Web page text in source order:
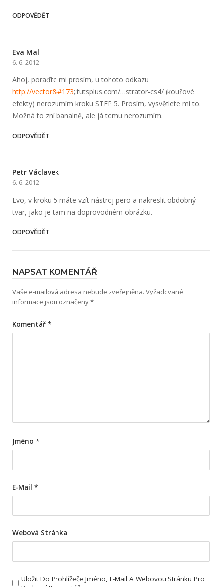
ODPOVĚDĚT
Eva Mal
6. 6. 2012
Ahoj, poraďte mi prosím, u tohoto odkazu
http://vector&#173;.tutsplus.com/…stra­tor-cs4/ (kouřové
efekty) nerozumím kroku STEP 5. Prosím, vysvětlete mi to.
Možná to zní banalně, ale já tomu nerozumím.
ODPOVĚDĚT
Petr Václavek
6. 6. 2012
Evo, v kroku 5 máte vzít nástroj pero a nakreslit obdobný
tvar, jako je tam na doprovodném obrázku.
ODPOVĚDĚT
NAPSAT KOMENTÁŘ
Vaše e-mailová adresa nebude zveřejněna. Vyžadované
informace jsou označeny*
Komentář *
Jméno *
E-Mail *
Webová Stránka
Uložit Do Prohlížeče Jméno, E-Mail A Webovou Stránku Pro